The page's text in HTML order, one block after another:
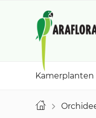
Kamerplanten